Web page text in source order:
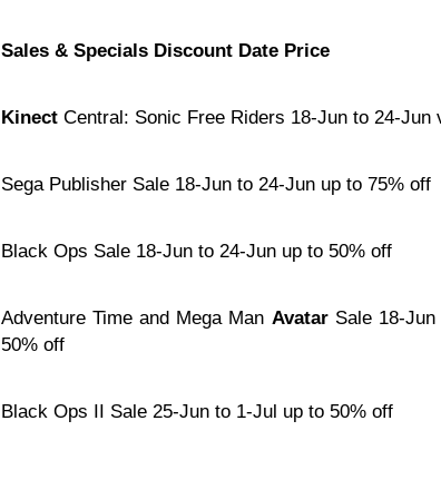
Sales & Specials Discount Date Price
Kinect Central: Sonic Free Riders 18-Jun to 24-Jun
Sega Publisher Sale 18-Jun to 24-Jun up to 75% off
Black Ops Sale 18-Jun to 24-Jun up to 50% off
Adventure Time and Mega Man AvatarSale 18-Jun
50% off
Black Ops II Sale 25-Jun to 1-Jul up to 50% off